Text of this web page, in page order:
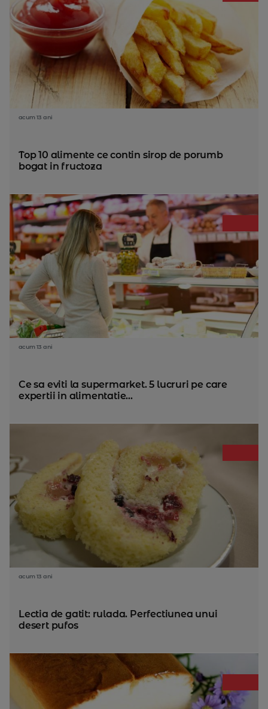
acum 13 ani
Top 10 alimente ce contin sirop de porumb
bogat in fructoza
acum 13 ani
Ce sa eviti la supermarket. 5 lucruri pe care
expertii in alimentatie...
acum 13 ani
Lectia de gatit: rulada. Perfectiunea unui
desert pufos